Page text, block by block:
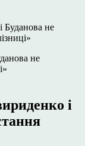
Буданова не
і